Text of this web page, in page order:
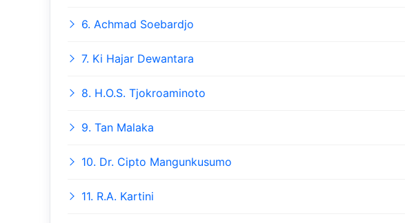
6. Achmad Soebardjo
7. Ki Hajar Dewantara
8. H.O.S. Tjokroaminoto
9. Tan Malaka
10. Dr. Cipto Mangunkusumo
11. R.A. Kartini